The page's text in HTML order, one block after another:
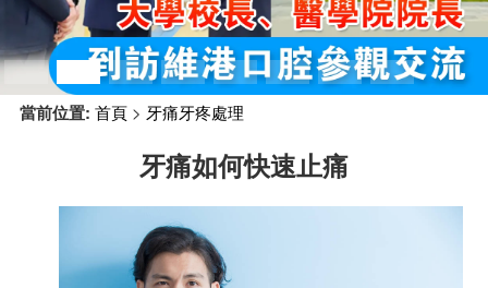
收費標準charge standard
預約牙醫contact us
當前位置: 首頁> 牙痛牙疼處理
牙痛如何快速止痛